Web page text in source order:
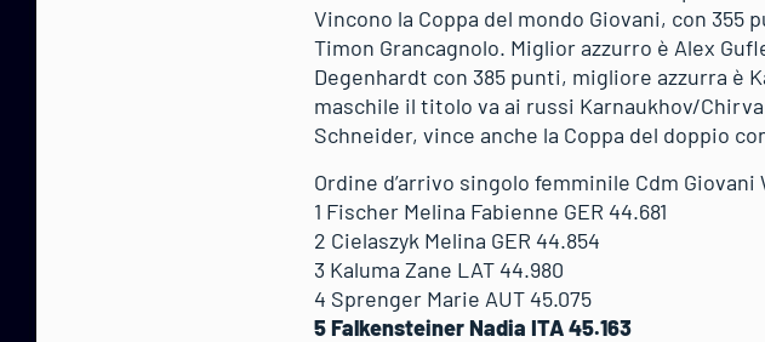
Vincono la Coppa del mondo Giovani, con
Timon Grancagnolo. Miglior azzurro è Alex
Degenhardt con 385 punti, migliore azzurra è
maschile il titolo va ai russi Karnaukhov/
Schneider, vince anche la Coppa del doppio
Ordine d’arrivo singolo femminile Cdm
1 Fischer Melina Fabienne GER 44.681
2 Cielaszyk Melina GER 44.854
3 Kaluma Zane LAT 44.980
4 Sprenger Marie AUT 45.075
5 Falkensteiner Nadia ITA 45.163